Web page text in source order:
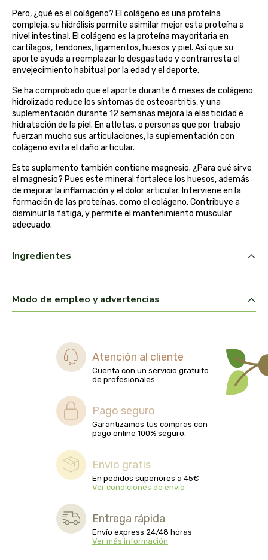
Pero, ¿qué es el colágeno? El colágeno es una proteína
compleja, su hidrólisis permite asimilar mejor esta proteína a
nivel intestinal. El colágeno es la proteína mayoritaria en
cartílagos, tendones, ligamentos, huesos y piel. Así que su
aporte ayuda a reemplazar lo desgastado y contrarresta el
envejecimiento habitual por la edad y el deporte.
Se ha comprobado que el aporte durante 6 meses de colágeno
hidrolizado reduce los síntomas de osteoartritis, y una
suplementación durante 12 semanas mejora la elasticidad e
hidratación de la piel. En atletas, o personas que por trabajo
fuerzan mucho sus articulaciones, la suplementación con
colágeno evita el daño articular.
Este suplemento también contiene magnesio. ¿Para qué sirve
el magnesio? Pues este mineral fortalece los huesos, además
de mejorar la inflamación y el dolor articular. Interviene en la
formación de las proteínas, como el colágeno. Contribuye a
disminuir la fatiga, y permite el mantenimiento muscular
adecuado.
Ingredientes
Modo de empleo y advertencias
Atención al cliente
Cuenta con un servicio gratuito
de profesionales.
Pago seguro
Garantizamos tus compras con
pago online 100% seguro.
Envío gratis
En pedidos superiores a 45€
Ver condiciones de envío
Entrega rápida
Envío express 24/48 horas
Ver más información
biobel
biobio
biocop
biofloral
biokap
biomix
bioserum
brinkers food
calmmabis
camaleon
captain kombucha
carrau y cia- sara
casa ibañez
castagno